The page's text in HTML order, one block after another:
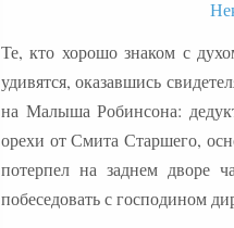
Те, кто хорошо знаком с
удивятся, оказавшись
на Малыша Робинсона:
орехи от Смита Старшего,
потерпел на заднем дворе
побеседовать с господином